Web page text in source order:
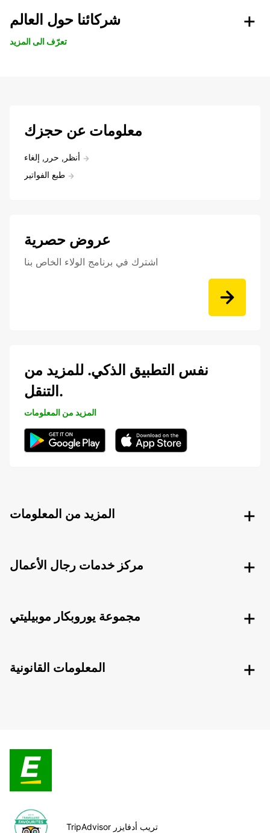
شركائنا حول العالم
تعرّف الى المزيد
معلومات عن حجزك
أنظر, حرر, إلغاء
طبع الفواتير
عروض حصرية
اشترك في برنامج الولاء الخاص بنا
نفس التطبيق الذكي. للمزيد من
التنقل.
المزيد من المعلومات
المزيد من المعلومات
مركز خدمات رجال الأعمال
مجموعة يوروبكار موبيليتي
المعلومات القانونية
TripAdvisor تريب أدفايزر